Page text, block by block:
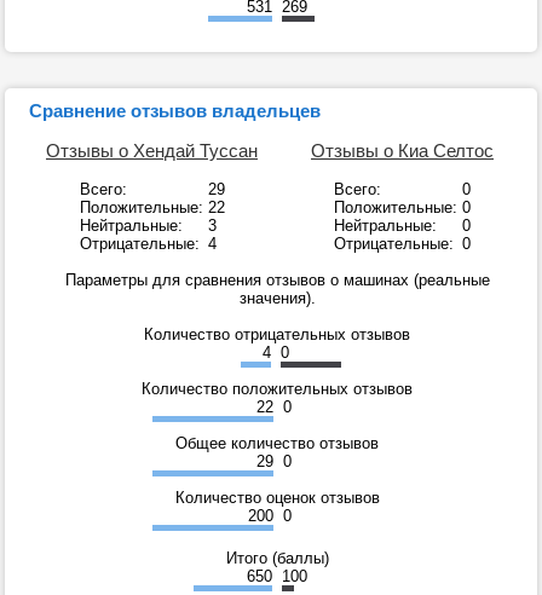
531
269
Сравнение отзывов владельцев
Отзывы о Хендай Туссан
Всего:
29
Положительные: 22
Нейтральные:
3
Отрицательные: 4
Отзывы о Киа Селтос
Всего:
0
Положительные: 0
Нейтральные:
0
Отрицательные: 0
Параметры для сравнения отзывов о машинах (реальные
значения).
Количество отрицательных отзывов
4 0
Количество положительных отзывов
22 0
Общее количество отзывов
29 0
Количество оценок отзывов
200 0
Итого (баллы)
650 100